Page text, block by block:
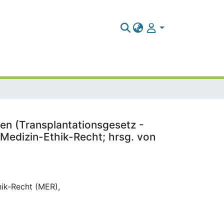
(Transplantationsgesetz -
Ethik-Recht; hrsg. von
Recht (MER),